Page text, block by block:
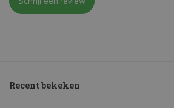
Recent bekeken